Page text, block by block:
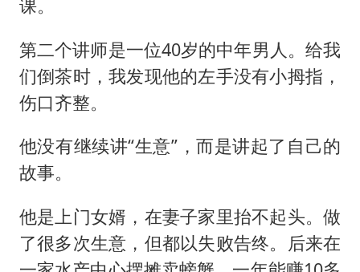
课。
第二个讲师是一位40岁的中年男人。给我
们倒茶时，我发现他的左手没有小拇指，
伤口齐整。
他没有继续讲“生意”，而是讲起了自己的
故事。
他是上门女婿，在妻子家里抬不起头。做
了很多次生意，但都以失败告终。后来在